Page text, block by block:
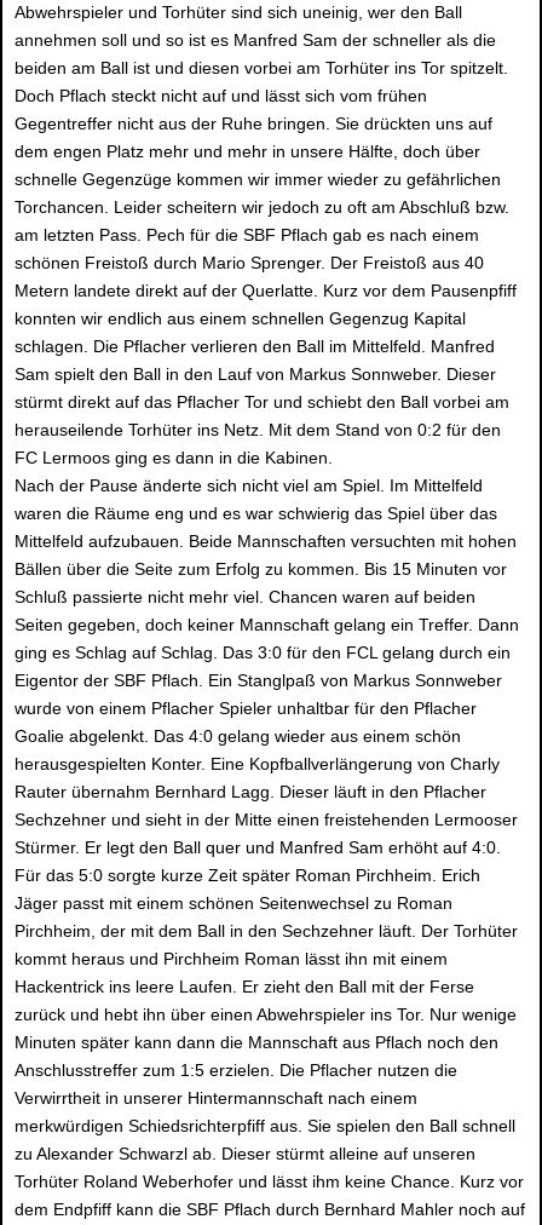
Abwehrspieler und Torhüter sind sich uneinig, wer den Ball
annehmen soll und so ist es Manfred Sam der schneller als die
beiden am Ball ist und diesen vorbei am Torhüter ins Tor spitzelt.
Doch Pflach steckt nicht auf und lässt sich vom frühen
Gegentreffer nicht aus der Ruhe bringen. Sie drückten uns auf
dem engen Platz mehr und mehr in unsere Hälfte, doch über
schnelle Gegenzüge kommen wir immer wieder zu gefährlichen
Torchancen. Leider scheitern wir jedoch zu oft am Abschluß bzw.
am letzten Pass. Pech für die SBF Pflach gab es nach einem
schönen Freistoß durch Mario Sprenger. Der Freistoß aus 40
Metern landete direkt auf der Querlatte. Kurz vor dem Pausenpfiff
konnten wir endlich aus einem schnellen Gegenzug Kapital
schlagen. Die Pflacher verlieren den Ball im Mittelfeld. Manfred
Sam spielt den Ball in den Lauf von Markus Sonnweber. Dieser
stürmt direkt auf das Pflacher Tor und schiebt den Ball vorbei am
herauseilende Torhüter ins Netz. Mit dem Stand von 0:2 für den
FC Lermoos ging es dann in die Kabinen.
Nach der Pause änderte sich nicht viel am Spiel. Im Mittelfeld
waren die Räume eng und es war schwierig das Spiel über das
Mittelfeld aufzubauen. Beide Mannschaften versuchten mit hohen
Bällen über die Seite zum Erfolg zu kommen. Bis 15 Minuten vor
Schluß passierte nicht mehr viel. Chancen waren auf beiden
Seiten gegeben, doch keiner Mannschaft gelang ein Treffer. Dann
ging es Schlag auf Schlag. Das 3:0 für den FCL gelang durch ein
Eigentor der SBF Pflach. Ein Stanglpaß von Markus Sonnweber
wurde von einem Pflacher Spieler unhaltbar für den Pflacher
Goalie abgelenkt. Das 4:0 gelang wieder aus einem schön
herausgespielten Konter. Eine Kopfballverlängerung von Charly
Rauter übernahm Bernhard Lagg. Dieser läuft in den Pflacher
Sechzehner und sieht in der Mitte einen freistehenden Lermooser
Stürmer. Er legt den Ball quer und Manfred Sam erhöht auf 4:0.
Für das 5:0 sorgte kurze Zeit später Roman Pirchheim. Erich
Jäger passt mit einem schönen Seitenwechsel zu Roman
Pirchheim, der mit dem Ball in den Sechzehner läuft. Der Torhüter
kommt heraus und Pirchheim Roman lässt ihn mit einem
Hackentrick ins leere Laufen. Er zieht den Ball mit der Ferse
zurück und hebt ihn über einen Abwehrspieler ins Tor. Nur wenige
Minuten später kann dann die Mannschaft aus Pflach noch den
Anschlusstreffer zum 1:5 erzielen. Die Pflacher nutzen die
Verwirrtheit in unserer Hintermannschaft nach einem
merkwürdigen Schiedsrichterpfiff aus. Sie spielen den Ball schnell
zu Alexander Schwarzl ab. Dieser stürmt alleine auf unseren
Torhüter Roland Weberhofer und lässt ihm keine Chance. Kurz vor
dem Endpfiff kann die SBF Pflach durch Bernhard Mahler noch auf